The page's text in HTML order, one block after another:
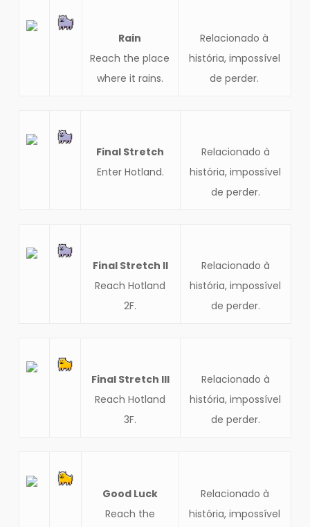
Rain
Reach the place
where it rains.
Relacionado à
história, impossível
de perder.
Final Stretch
Enter Hotland.
Relacionado à
história, impossível
de perder.
Final Stretch II
Reach Hotland
2F.
Relacionado à
história, impossível
de perder.
Final Stretch III
Reach Hotland
3F.
Relacionado à
história, impossível
de perder.
Good Luck
Reach the
Relacionado à
história, impossível